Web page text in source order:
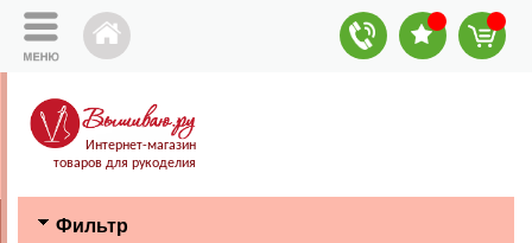
Интернет-магазин
товаров для рукоделия
Фильтр